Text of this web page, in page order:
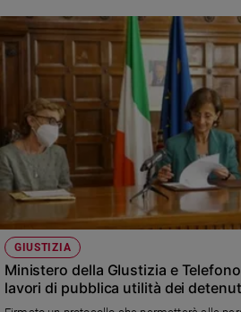
GIUSTIZIA
Ministero della GIustizia e
lavori di pubblica utilità dei